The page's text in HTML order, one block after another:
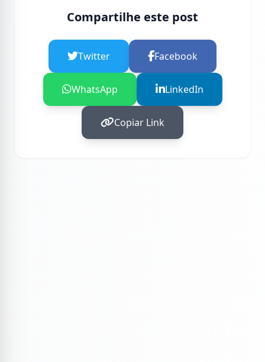
Compartilhe este post
Twitter Facebook
WhatsApp LinkedIn
Copiar Link